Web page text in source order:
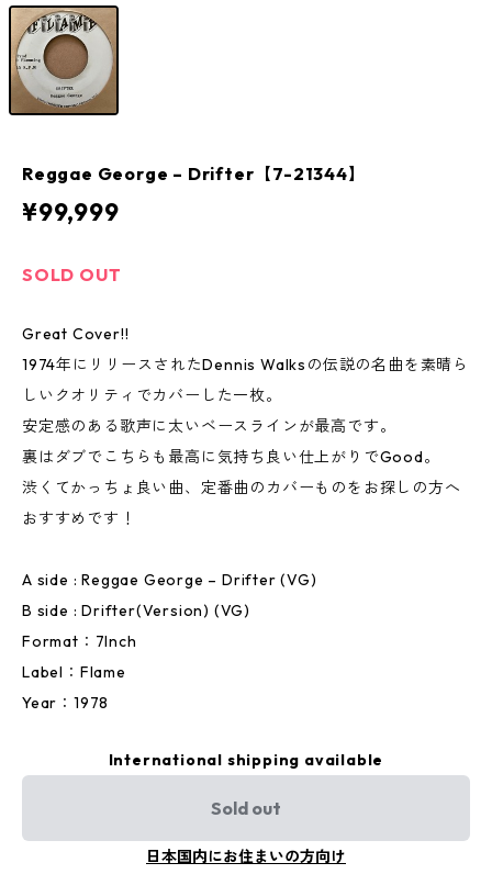
Reggae George – Drifter【7-21344】
¥99,999
SOLD OUT
Great Cover!!
1974年にリリースされたDennis Walksの伝説の名曲を素晴ら
しいクオリティでカバーした一枚。
安定感のある歌声に太いベースラインが最高です。
裏はダブでこちらも最高に気持ち良い仕上がりでGood。
渋くてかっちょ良い曲、定番曲のカバーものをお探しの方へ
おすすめです！
A side : Reggae George – Drifter (VG)
B side : Drifter(Version) (VG)
Format：7Inch
Label：Flame
Year：1978
International shipping available
Sold out
日本国内にお住まいの方向け